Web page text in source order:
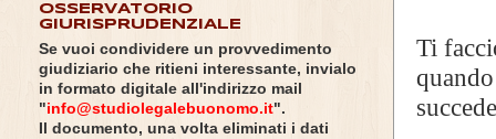
Ti
OSSERVATORIO
GIURISPRUDENZIALE
Se vuoi condividere un provvedimento
giudiziario che ritieni interessante, invialo
in formato digitale all'indirizzo mail
"info@studiolegalebuonomo.it".
Il documento, una volta eliminati i dati